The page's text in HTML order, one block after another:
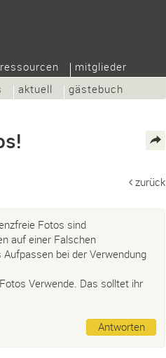
aktuell gästebuch
ressourcen mitglieder
zurück
Fotos sind
auf einer Falschen
bei der Verwendung
Verwende. Das solltet ihr
Antworten